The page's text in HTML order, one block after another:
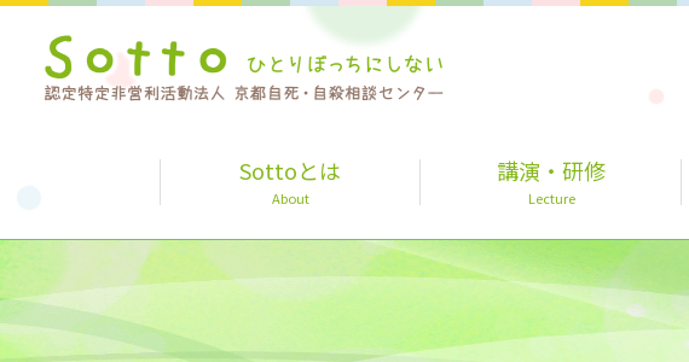
Sottoとは
About
講演・研修
Lecture